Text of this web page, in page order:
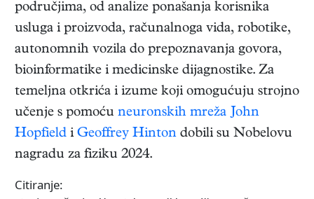
područjima, od analize ponašanja korisnika
usluga i proizvoda, računalnoga vida, robotike,
autonomnih vozila do prepoznavanja govora,
bioinformatike i medicinske dijagnostike. Za
temeljna otkrića i izume koji omogućuju strojno
učenje s pomoću neuronskih mreža John
Hopfield i Geoffrey Hinton dobili su Nobelovu
nagradu za fiziku 2024.
Citiranje: